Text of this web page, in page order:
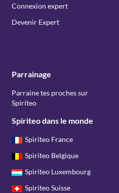
Connexion expert
Devenir Expert
Parrainage
Parraine tes proches sur
Spiriteo
Spiriteo dans le monde
Spiriteo France
Spiriteo Belgique
Spiriteo Luxembourg
Spiriteo Suisse